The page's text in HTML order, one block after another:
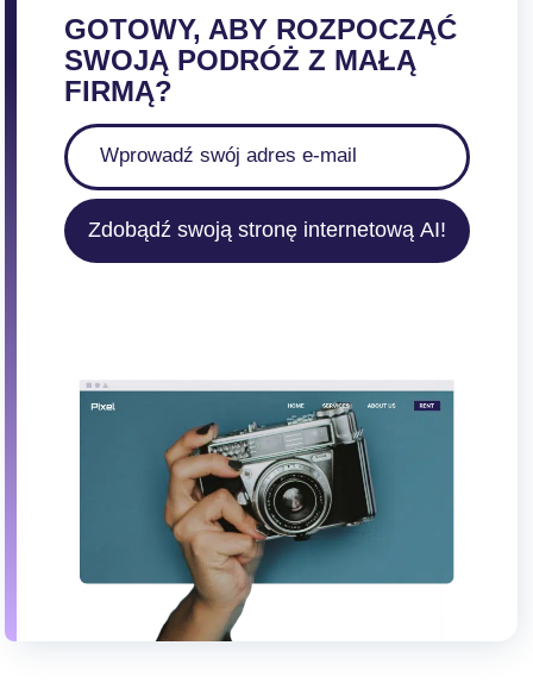
GOTOWY, ABY ROZPOCZĄĆ
SWOJĄ PODRÓŻ Z MAŁĄ
FIRMĄ?
Zdobądź swoją stronę internetową AI!